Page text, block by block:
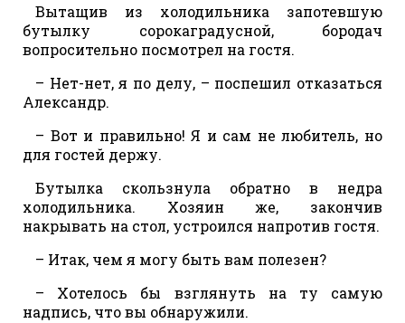
Вытащив из холодильника запотевшую
бутылку сорокаградусной, бородач
вопросительно посмотрел на гостя.
– Нет-нет, я по делу, – поспешил отказаться
Александр.
– Вот и правильно! Я и сам не любитель, но
для гостей держу.
Бутылка скользнула обратно в недра
холодильника. Хозяин же, закончив
накрывать на стол, устроился напротив гостя.
– Итак, чем я могу быть вам полезен?
– Хотелось бы взглянуть на ту самую
надпись, что вы обнаружили.